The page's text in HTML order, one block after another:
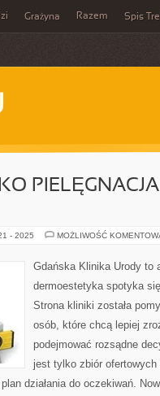
Grażyna Razem Spis
PIELĘGNACJA
- 2025 MOŻLIWOŚĆ
Gdańska Klinika Urody to
dermoestetyka spotyka
Strona kliniki została
osób, które chcą lepiej
podejmować rozsądne
jest tylko zbiór
działania do oczekiwań.